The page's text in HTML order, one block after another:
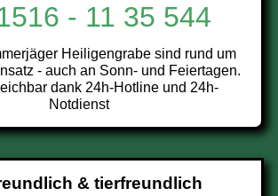
- 11 35 544
Heiligengrabe sind rund um
- auch an Sonn- und Feiertagen.
dank 24h-Hotline und 24h-
Notdienst
& tierfreundlich